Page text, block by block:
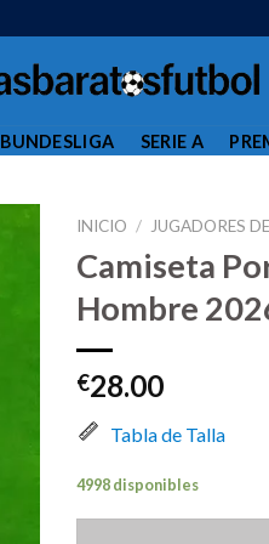
BUNDESLIGA SERIE A
INICIO / JUGADORES
Camiseta
Hombre
€28.00
Tabla de Talla
4998 disponibles